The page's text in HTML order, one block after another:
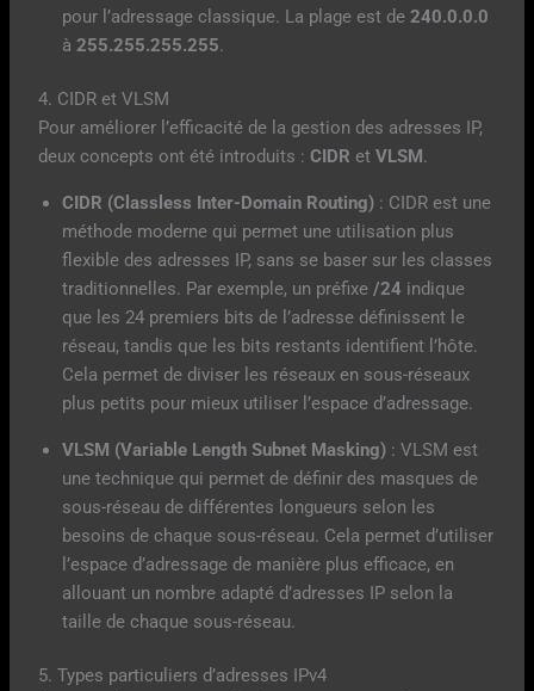
pour l’adressage classique. La plage est de240.0.0.0
à255.255.255.255.
4. CIDR et VLSM
Pour améliorer l’efficacité de la gestion des adresses IP,
deux concepts ont été introduits :CIDR etVLSM .
CIDR (Classless Inter-Domain Routing) : CIDR est une
méthode moderne qui permet une utilisation plus
flexible des adresses IP, sans se baser sur les classes
traditionnelles. Par exemple, un préfixe/24 indique
que les 24 premiers bits de l’adresse définissent le
réseau, tandis que les bits restants identifient l’hôte.
Cela permet de diviser les réseaux en sous-réseaux
plus petits pour mieux utiliser l’espace d’adressage.
VLSM (Variable Length Subnet Masking) : VLSM est
une technique qui permet de définir des masques de
sous-réseau de différentes longueurs selon les
besoins de chaque sous-réseau. Cela permet d’utiliser
l’espace d’adressage de manière plus efficace, en
allouant un nombre adapté d’adresses IP selon la
taille de chaque sous-réseau.
5. Types particuliers d’adresses IPv4